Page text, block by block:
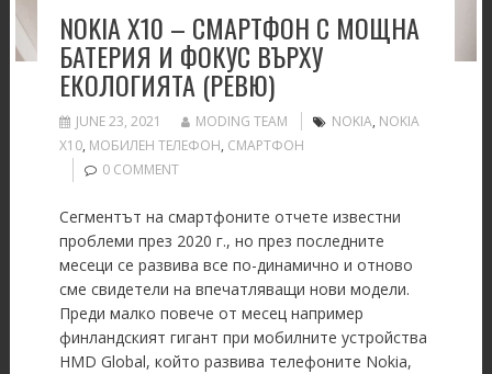
NOKIA X10 – СМАРТФОН С МОЩНА
БАТЕРИЯ И ФОКУС ВЪРХУ
ЕКОЛОГИЯТА (РЕВЮ)
JUNE 23, 2021 MODING TEAM NOKIA, NOKIA
X10, МОБИЛЕН ТЕЛЕФОН, СМАРТФОН
0 COMMENT
Сегментът на смартфоните отчете известни
проблеми през 2020 г., но през последните
месеци се развива все по-динамично и отново
сме свидетели на впечатляващи нови модели.
Преди малко повече от месец например
финландският гигант при мобилните устройства
HMD Global, който развива телефоните Nokia,